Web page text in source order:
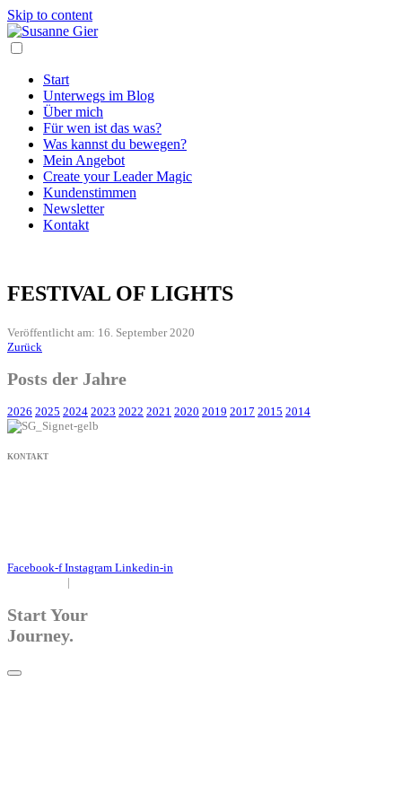
Skip to content
Start
Unterwegs im Blog
Über mich
Für wen ist das was?
Was kannst du bewegen?
Mein Angebot
Create your Leader Magic
Kundenstimmen
Newsletter
Kontakt
FESTIVAL OF LIGHTS
Veröffentlicht am: 16. September 2020
Zurück
Posts der Jahre
2026 2025 2024 2023 2022 2021 2020 2019 2017 2015 2014
KONTAKT
Facebook-f Instagram Linkedin-in
|
Start Your
Journey.